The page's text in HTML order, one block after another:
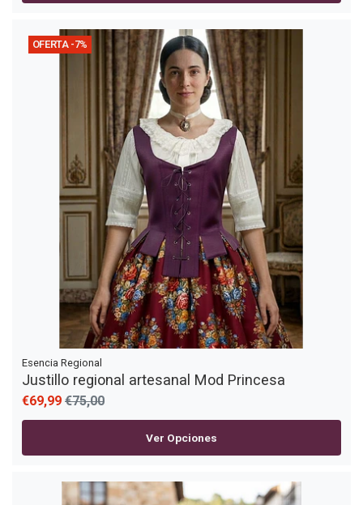
OFERTA -7%
Esencia Regional
Justillo regional artesanal Mod Princesa
€69,99 €75,00
Ver Opciones